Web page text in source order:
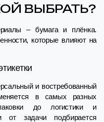
ВЫБРАТЬ?
– бумага и плёнка.
которые влияют на
и востребованный
в самых разных
до логистики и
от задачи подбирается